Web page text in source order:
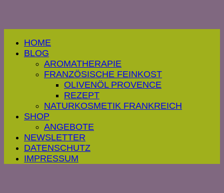
HOME
BLOG
AROMATHERAPIE
FRANZÖSISCHE FEINKOST
OLIVENÖL PROVENCE
REZEPT
NATURKOSMETIK FRANKREICH
SHOP
ANGEBOTE
NEWSLETTER
DATENSCHUTZ
IMPRESSUM